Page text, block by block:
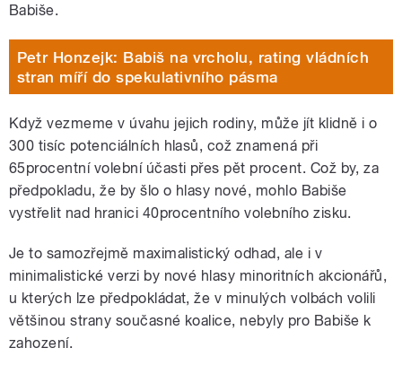
Babiše.
Petr Honzejk: Babiš na vrcholu, rating vládních
stran míří do spekulativního pásma
Když vezmeme v úvahu jejich rodiny, může jít klidně i o
300 tisíc potenciálních hlasů, což znamená při
65procentní volební účasti přes pět procent. Což by, za
předpokladu, že by šlo o hlasy nové, mohlo Babiše
vystřelit nad hranici 40procentního volebního zisku.
Je to samozřejmě maximalistický odhad, ale i v
minimalistické verzi by nové hlasy minoritních akcionářů,
u kterých lze předpokládat, že v minulých volbách volili
většinou strany současné koalice, nebyly pro Babiše k
zahození.